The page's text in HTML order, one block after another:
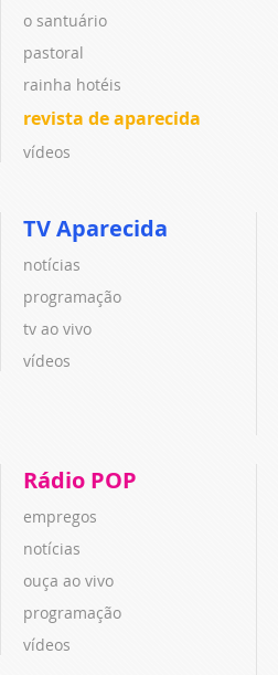
o santuário
pastoral
rainha hotéis
revista de aparecida
vídeos
TV Aparecida
notícias
programação
tv ao vivo
vídeos
Rádio POP
empregos
notícias
ouça ao vivo
programação
vídeos